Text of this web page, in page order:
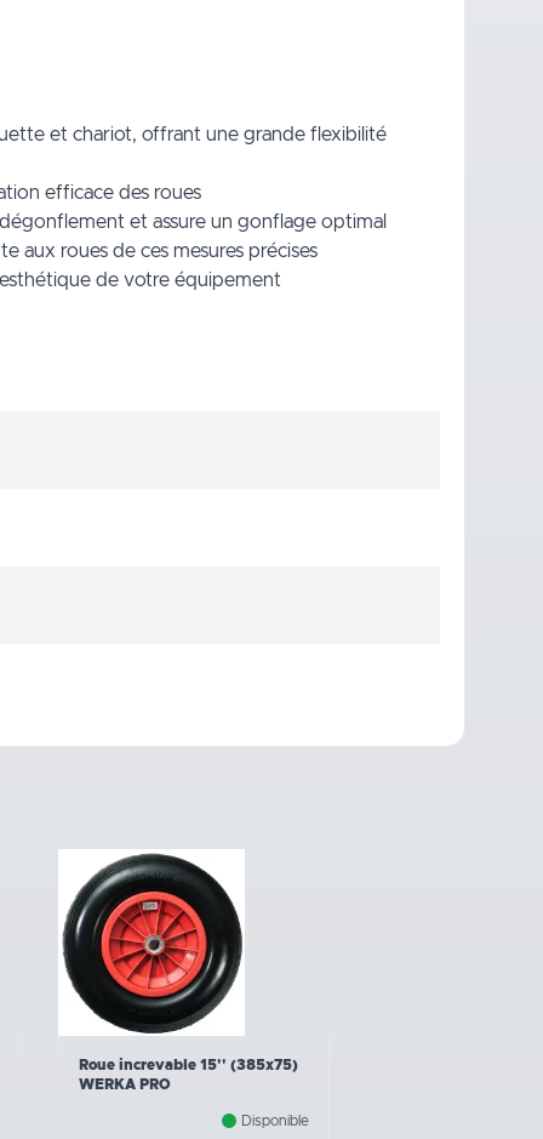
et chariot, offrant une grande flexibilité
efficace des roues
et assure un gonflage optimal
aux roues de ces mesures précises
de votre équipement
Roue increvable 15'' (385x75)
WERKA PRO
Disponible